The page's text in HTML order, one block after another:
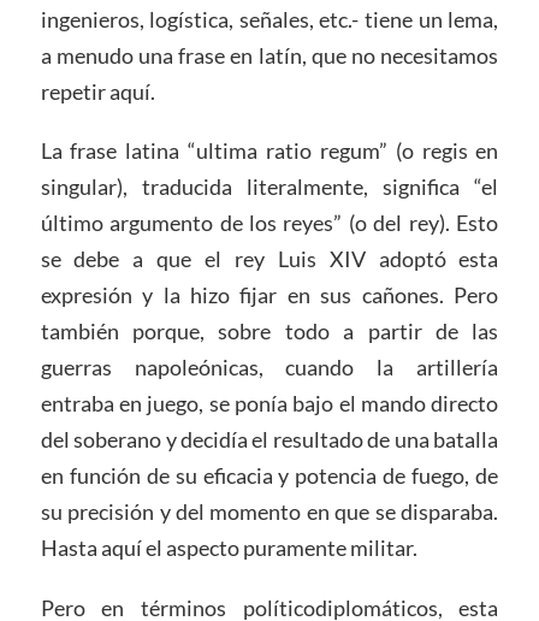
ingenieros, logística, señales, etc.- tiene un lema,
a menudo una frase en latín, que no necesitamos
repetir aquí.
La frase latina “ultima ratio regum” (o regis en
singular), traducida literalmente, significa “el
último argumento de los reyes” (o del rey). Esto
se debe a que el rey Luis XIV adoptó esta
expresión y la hizo fijar en sus cañones. Pero
también porque, sobre todo a partir de las
guerras napoleónicas, cuando la artillería
entraba en juego, se ponía bajo el mando directo
del soberano y decidía el resultado de una batalla
en función de su eficacia y potencia de fuego, de
su precisión y del momento en que se disparaba.
Hasta aquí el aspecto puramente militar.
Pero en términos políticodiplomáticos, esta